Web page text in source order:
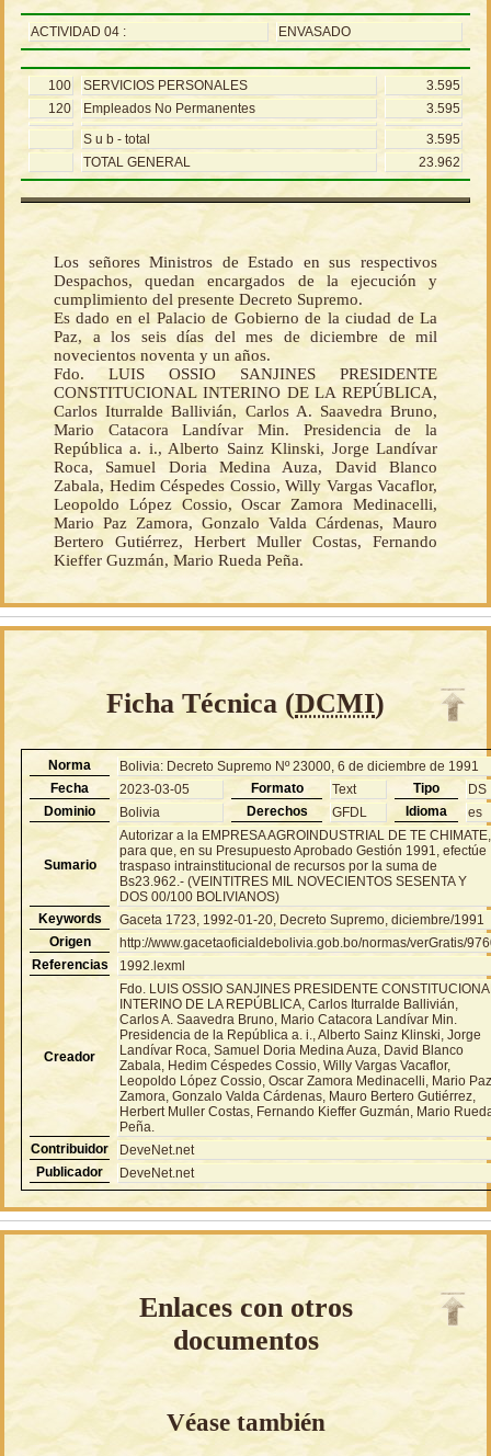
ACTIVIDAD 04 : ENVASADO
100 SERVICIOS PERSONALES
3.595
120
Empleados No Permanentes
3.595
S u b - total
3.595
TOTAL GENERAL
23.962
Los señores Ministros de Estado en sus respectivos
Despachos, quedan encargados de la ejecución y
cumplimiento del presente Decreto Supremo.
Es dado en el Palacio de Gobierno de la ciudad de La
Paz, a los seis días del mes de diciembre de mil
novecientos noventa y un años.
Fdo. LUIS OSSIO SANJINES PRESIDENTE
CONSTITUCIONAL INTERINO DE LA REPÚBLICA,
Carlos Iturralde Ballivián, Carlos A. Saavedra Bruno,
Mario Catacora Landívar Min. Presidencia de la
República a. i., Alberto Sainz Klinski, Jorge Landívar
Roca, Samuel Doria Medina Auza, David Blanco
Zabala, Hedim Céspedes Cossio, Willy Vargas Vacaflor,
Leopoldo López Cossio, Oscar Zamora Medinacelli,
Mario Paz Zamora, Gonzalo Valda Cárdenas, Mauro
Bertero Gutiérrez, Herbert Muller Costas, Fernando
Kieffer Guzmán, Mario Rueda Peña.
Ficha Técnica (DCMI)
Norma
Bolivia: Decreto Supremo Nº 23000, 6 de diciembre de 1991
Fecha
2023-03-05 Formato Text Tipo
DS
Dominio
Bolivia Derechos GFDL Idioma es
Sumario
Autorizar a la EMPRESA AGROINDUSTRIAL DE TE CHIMATE,
para que, en su Presupuesto Aprobado Gestión 1991, efectúe
traspaso intrainstitucional de recursos por la suma de
Bs23.962.- (VEINTITRES MIL NOVECIENTOS SESENTA Y
DOS 00/100 BOLIVIANOS)
Keywords
Gaceta 1723, 1992-01-20, Decreto Supremo, diciembre/1991
Origen
http://www.gacetaoficialdebolivia.gob.bo/normas/verGratis/
Referencias
1992.lexml
Creador
Fdo. LUIS OSSIO SANJINES PRESIDENTE
INTERINO DE LA REPÚBLICA, Carlos Iturralde Ballivián,
Carlos A. Saavedra Bruno, Mario Catacora Landívar Min.
Presidencia de la República a. i., Alberto Sainz Klinski, Jorge
Landívar Roca, Samuel Doria Medina Auza, David Blanco
Zabala, Hedim Céspedes Cossio, Willy Vargas Vacaflor,
Leopoldo López Cossio, Oscar Zamora Medinacelli, Mario
Zamora, Gonzalo Valda Cárdenas, Mauro Bertero Gutiérrez,
Herbert Muller Costas, Fernando Kieffer Guzmán, Mario
Peña.
Contribuidor
DeveNet.net
Publicador
DeveNet.net
Enlaces con otros
documentos
Véase también